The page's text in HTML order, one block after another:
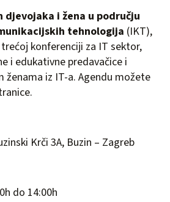
djevojaka i žena u području
tehnologija (IKT),
konferenciji za IT sektor,
i edukativne predavačice i
ženama iz IT-a. Agendu možete
Krči 3A, Buzin – Zagreb
do 14:00h